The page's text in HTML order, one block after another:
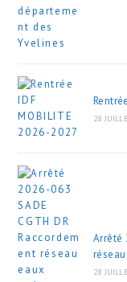
28
Arrêté
28